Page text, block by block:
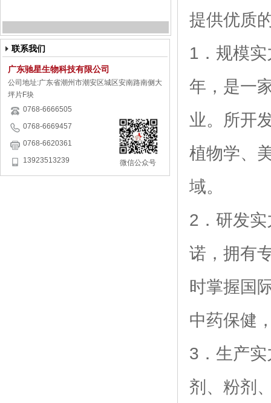
联系我们
广东驰星生物科技有限公司
公司地址:广东省潮州市潮安区城区安南路南侧大
坪片F块
0768-6666505
0768-6669457
0768-6620361
13923513239
微信公众号
提供优质
1．规模
年，是一
业。所开
植物学、
域。
2．研发
诺，拥有
时掌握国
中药保健
3．生产
剂、粉剂